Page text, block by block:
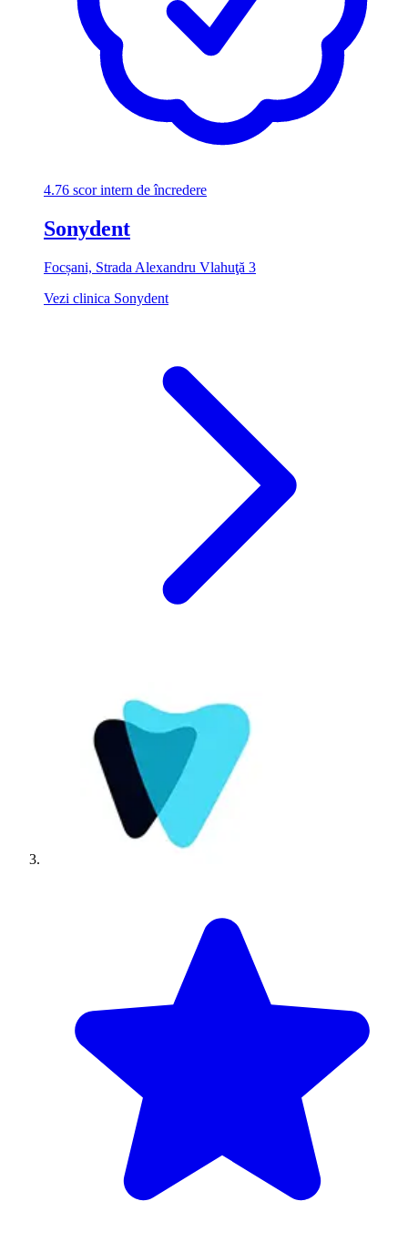
4.76 scor intern de încredere
Sonydent
Focșani, Strada Alexandru Vlahuţă 3
Vezi clinica Sonydent